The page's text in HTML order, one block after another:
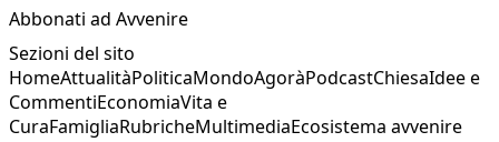
Abbonati ad Avvenire
Sezioni del sito
HomeAttualitàPoliticaMondoAgoràPodcastChiesaIdee e
CommentiEconomiaVita e
CuraFamigliaRubricheMultimediaEcosistema avvenire